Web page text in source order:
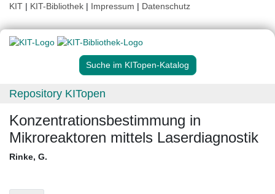
KIT | KIT-Bibliothek | Impressum | Datenschutz
Suche im KITopen-Katalog
Repository KITopen
Konzentrationsbestimmung in
Mikroreaktoren mittels Laserdiagnostik
Rinke, G.